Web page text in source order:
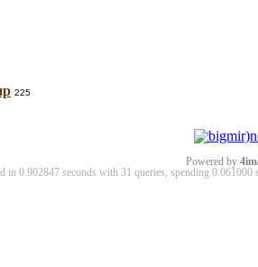
225
Powered by
in 0.902847 seconds with 31 queries, spending